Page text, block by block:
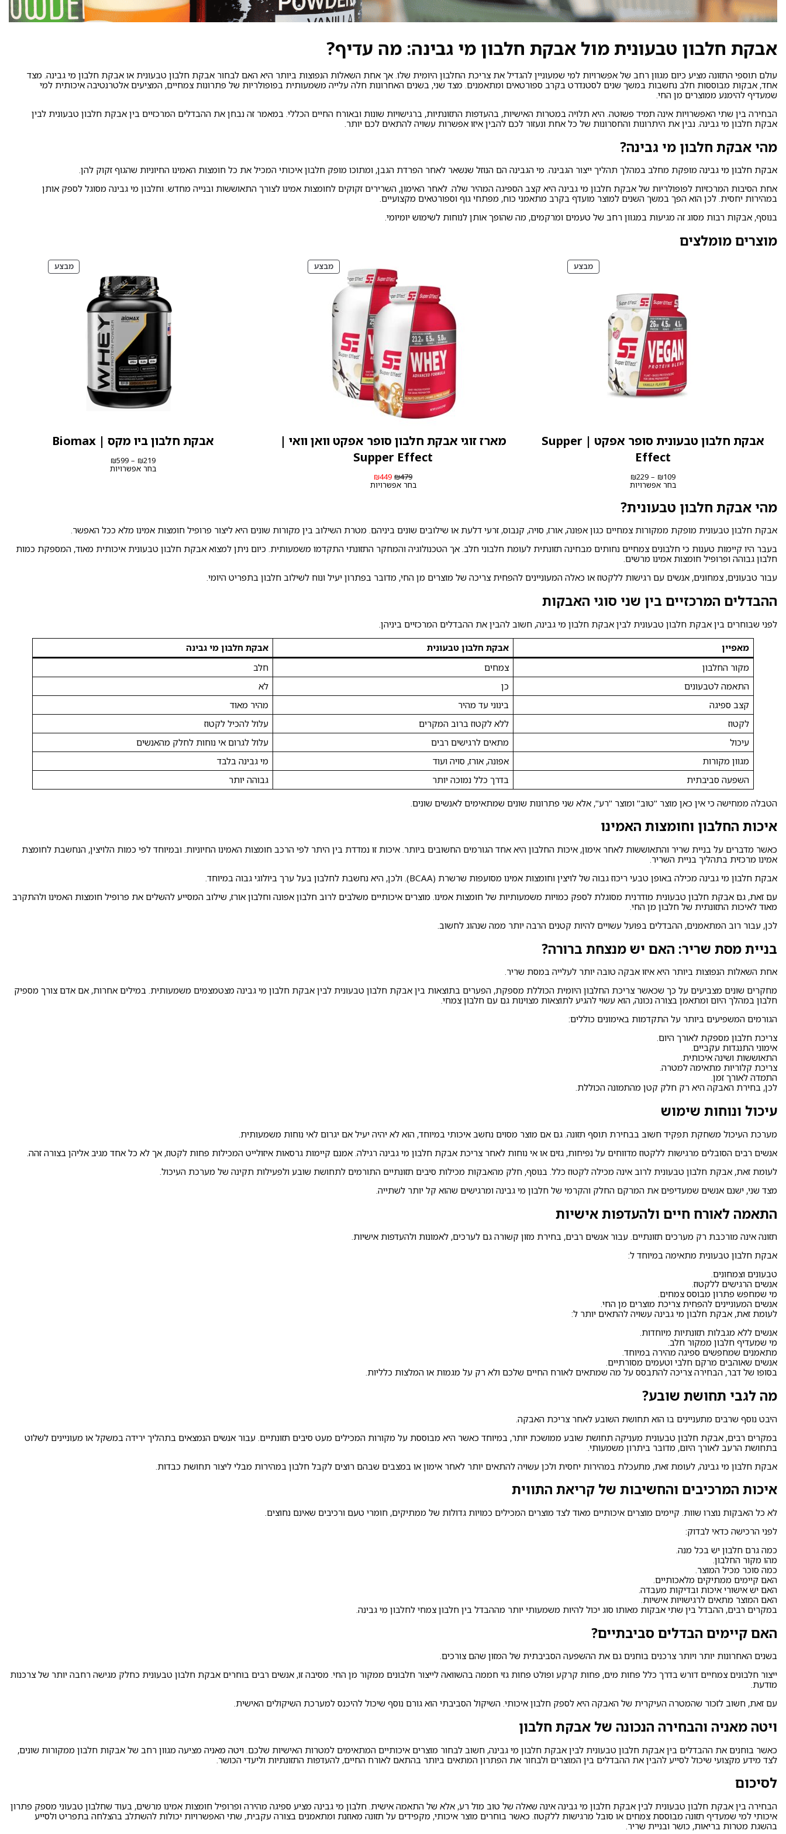
אבקת חלבון טבעונית מול אבקת חלבון מי גבינה: מה עדיף?
עולם תוספי התזונה מציע כיום מגוון רחב של אפשרויות למי שמעוניין להגדיל את צריכת החלבון היומית שלו. אך אחת השאלות הנפוצות ביותר היא האם לבחור אבקת חלבון טבעונית או אבקת חלבון מי גבינה. מצד
אחד, אבקות מבוססות חלב נחשבות במשך שנים לסטנדרט בקרב ספורטאים ומתאמנים. מצד שני, בשנים האחרונות חלה עלייה משמעותית בפופולריות של פתרונות צמחיים, המציעים אלטרנטיבה איכותית למי
שמעדיף להימנע ממוצרים מן החי.
הבחירה בין שתי האפשרויות אינה תמיד פשוטה. היא תלויה במטרות האישיות, בהעדפות התזונתיות, ברגישויות שונות ובאורח החיים הכללי. במאמר זה נבחן את ההבדלים המרכזיים בין אבקת חלבון טבעונית לבין
אבקת חלבון מי גבינה. נבין את היתרונות והחסרונות של כל אחת ונעזור לכם להבין איזו אפשרות עשויה להתאים לכם יותר.
מהי אבקת חלבון מי גבינה?
אבקת חלבון מי גבינה מופקת מחלב במהלך תהליך ייצור הגבינה. מי הגבינה הם הנוזל שנשאר לאחר הפרדת הגבן, ומתוכו מופק חלבון איכותי המכיל את כל חומצות האמינו החיוניות שהגוף זקוק להן.
אחת הסיבות המרכזיות לפופולריות של אבקת חלבון מי גבינה היא קצב הספיגה המהיר שלה. לאחר האימון, השרירים זקוקים לחומצות אמינו לצורך התאוששות ובנייה מחדש. וחלבון מי גבינה מסוגל לספק אותן
במהירות יחסית. לכן הוא הפך במשך השנים למוצר מועדף בקרב מתאמני כוח, מפתחי גוף וספורטאים מקצועיים.
בנוסף, אבקות רבות מסוג זה מגיעות במגוון רחב של טעמים ומרקמים, מה שהופך אותן לנוחות לשימוש יומיומי.
מוצרים מומלצים
מבצעמוצרים
במבצע
אבקת חלבון טבעונית סופר אפקט | Supper
Effect
₪109
–
₪229
מחירים:
עד
⁦₪229⁩
בחר אפשרויות
מבצעמוצרים
במבצע
מארז זוגי אבקת חלבון סופר אפקט וואן וואי |
Supper Effect
₪479 המחיר
המקורי
₪449
הנוכחיבחר אפשרויות
מבצעמוצרים
במבצע
אבקת חלבון ביו מקס | Biomax
₪219
–
₪599 טווח
מחירים:בחר אפשרויות
מהי אבקת חלבון טבעונית?
אבקת חלבון טבעונית מופקת ממקורות צמחיים כגון אפונה, אורז, סויה, קנבוס, זרעי דלעת או שילובים שונים ביניהם. מטרת השילוב בין מקורות שונים היא ליצור פרופיל חומצות אמינו מלא ככל האפשר.
בעבר היו קיימות טענות כי חלבונים צמחיים נחותים מבחינה תזונתית לעומת חלבוני חלב. אך הטכנולוגיה והמחקר התזונתי התקדמו משמעותית. כיום ניתן למצוא אבקת חלבון טבעונית איכותית מאוד, המספקת כמות
חלבון גבוהה ופרופיל חומצות אמינו מרשים.
עבור טבעונים, צמחונים, אנשים עם רגישות ללקטוז או כאלה המעוניינים להפחית צריכה של מוצרים מן החי, מדובר בפתרון יעיל ונוח לשילוב חלבון בתפריט היומי.
ההבדלים המרכזיים בין שני סוגי האבקות
לפני שבוחרים בין אבקת חלבון טבעונית לבין אבקת חלבון מי גבינה, חשוב להבין את ההבדלים המרכזיים ביניהן.
מאפיין
אבקת חלבון טבעונית
אבקת חלבון מי גבינה
מקור החלבון
צמחים
חלב
התאמה לטבעונים
כן
לא
קצב ספיגה
בינוני עד מהיר
מהיר מאוד
לקטוז
ללא לקטוז ברוב המקרים
עלול להכיל לקטוז
עיכול
מתאים לרגישים רבים
עלול לגרום אי נוחות לחלק מהאנשים
מגוון מקורות
אפונה, אורז, סויה ועוד
מי גבינה בלבד
השפעה סביבתית
בדרך כלל נמוכה יותר
גבוהה יותר
הטבלה ממחישה כי אין כאן מוצר "טוב" ומוצר "רע", אלא שני פתרונות שונים שמתאימים לאנשים שונים.
איכות החלבון וחומצות האמינו
כאשר מדברים על בניית שריר והתאוששות לאחר אימון, איכות החלבון היא אחד הגורמים החשובים ביותר. איכות זו נמדדת בין היתר לפי הרכב חומצות האמינו החיוניות. ובמיוחד לפי כמות הלויצין, הנחשבת לחומצת
אמינו מרכזית בתהליך בניית השריר.
אבקת חלבון מי גבינה מכילה באופן טבעי ריכוז גבוה של לויצין וחומצות אמינו מסועפות שרשרת (BCAA). ולכן, היא נחשבת לחלבון בעל ערך ביולוגי גבוה במיוחד.
עם זאת, גם אבקת חלבון טבעונית מודרנית מסוגלת לספק כמויות משמעותיות של חומצות אמינו. מוצרים איכותיים משלבים לרוב חלבון אפונה וחלבון אורז, שילוב המסייע להשלים את פרופיל חומצות האמינו ולהתקרב
מאוד לאיכות התזונתית של חלבון מן החי.
לכן, עבור רוב המתאמנים, ההבדלים בפועל עשויים להיות קטנים הרבה יותר ממה שנהוג לחשוב.
בניית מסת שריר: האם יש מנצחת ברורה?
אחת השאלות הנפוצות ביותר היא איזו אבקה טובה יותר לעלייה במסת שריר.
מחקרים שונים מצביעים על כך שכאשר צריכת החלבון היומית הכוללת מספקת, הפערים בתוצאות בין אבקת חלבון טבעונית לבין אבקת חלבון מי גבינה מצטמצמים משמעותית. במילים אחרות, אם אדם צורך מספיק
חלבון במהלך היום ומתאמן בצורה נכונה, הוא עשוי להגיע לתוצאות מצוינות גם עם חלבון צמחי.
הגורמים המשפיעים ביותר על התקדמות באימונים כוללים:
צריכת חלבון מספקת לאורך היום.
אימוני התנגדות עקביים.
התאוששות ושינה איכותית.
צריכת קלוריות מתאימה למטרה.
התמדה לאורך זמן.
לכן, בחירת האבקה היא רק חלק קטן מהתמונה הכוללת.
עיכול ונוחות שימוש
מערכת העיכול משחקת תפקיד חשוב בבחירת תוסף תזונה. גם אם מוצר מסוים נחשב איכותי במיוחד, הוא לא יהיה יעיל אם יגרום לאי נוחות משמעותית.
אנשים רבים הסובלים מרגישות ללקטוז מדווחים על נפיחות, גזים או אי נוחות לאחר צריכת אבקת חלבון מי גבינה רגילה. אמנם קיימות גרסאות איזולייט המכילות פחות לקטוז, אך לא כל אחד מגיב אליהן בצורה זהה.
לעומת זאת, אבקת חלבון טבעונית לרוב אינה מכילה לקטוז כלל. בנוסף, חלק מהאבקות מכילות סיבים תזונתיים התורמים לתחושת שובע ולפעילות תקינה של מערכת העיכול.
מצד שני, ישנם אנשים שמעדיפים את המרקם החלק והקרמי של חלבון מי גבינה ומרגישים שהוא קל יותר לשתייה.
התאמה לאורח חיים ולהעדפות אישיות
תזונה אינה מורכבת רק מערכים תזונתיים. עבור אנשים רבים, בחירת מזון קשורה גם לערכים, לאמונות ולהעדפות אישיות.
אבקת חלבון טבעונית מתאימה במיוחד ל:
טבעונים וצמחונים.
אנשים הרגישים ללקטוז.
מי שמחפש פתרון מבוסס צמחים.
אנשים המעוניינים להפחית צריכת מוצרים מן החי.
לעומת זאת, אבקת חלבון מי גבינה עשויה להתאים יותר ל:
אנשים ללא מגבלות תזונתיות מיוחדות.
מי שמעדיף חלבון ממקור חלב.
מתאמנים שמחפשים ספיגה מהירה במיוחד.
אנשים שאוהבים מרקם חלבי וטעמים מסורתיים.
בסופו של דבר, הבחירה צריכה להתבסס על מה שמתאים לאורח החיים שלכם ולא רק על מגמות או המלצות כלליות.
מה לגבי תחושת שובע?
היבט נוסף שרבים מתעניינים בו הוא תחושת השובע לאחר צריכת האבקה.
במקרים רבים, אבקת חלבון טבעונית מעניקה תחושת שובע ממושכת יותר, במיוחד כאשר היא מבוססת על מקורות המכילים מעט סיבים תזונתיים. עבור אנשים הנמצאים בתהליך ירידה במשקל או מעוניינים לשלוט
בתחושת הרעב לאורך היום, מדובר ביתרון משמעותי.
אבקת חלבון מי גבינה, לעומת זאת, מתעכלת במהירות יחסית ולכן עשויה להתאים יותר לאחר אימון או במצבים שבהם רוצים לקבל חלבון במהירות מבלי ליצור תחושת כבדות.
איכות המרכיבים והחשיבות של קריאת התווית
לא כל האבקות נוצרו שוות. קיימים מוצרים איכותיים מאוד לצד מוצרים המכילים כמויות גדולות של ממתיקים, חומרי טעם ורכיבים שאינם נחוצים.
לפני הרכישה כדאי לבדוק:
כמה גרם חלבון יש בכל מנה.
מהו מקור החלבון.
כמה סוכר מכיל המוצר.
האם קיימים ממתיקים מלאכותיים.
האם יש אישורי איכות ובדיקות מעבדה.
האם המוצר מתאים לרגישויות אישיות.
במקרים רבים, ההבדל בין שתי אבקות מאותו סוג יכול להיות משמעותי יותר מההבדל בין חלבון צמחי לחלבון מי גבינה.
האם קיימים הבדלים סביבתיים?
בשנים האחרונות יותר ויותר צרכנים בוחנים גם את ההשפעה הסביבתית של המזון שהם צורכים.
ייצור חלבונים צמחיים דורש בדרך כלל פחות מים, פחות קרקע ופולט פחות גזי חממה בהשוואה לייצור חלבונים ממקור מן החי. מסיבה זו, אנשים רבים בוחרים אבקת חלבון טבעונית כחלק מגישה רחבה יותר של צרכנות
מודעת.
עם זאת, חשוב לזכור שהמטרה העיקרית של האבקה היא לספק חלבון איכותי. השיקול הסביבתי הוא גורם נוסף שיכול להיכנס למערכת השיקולים האישית.
ויטה מאניה והבחירה הנכונה של אבקת חלבון
כאשר בוחנים את ההבדלים בין אבקת חלבון טבעונית לבין אבקת חלבון מי גבינה, חשוב לבחור מוצרים איכותיים המתאימים למטרות האישיות שלכם. ויטה מאניה מציעה מגוון רחב של אבקות חלבון ממקורות שונים,
לצד מידע מקצועי שיכול לסייע להבין את ההבדלים בין המוצרים ולבחור את הפתרון המתאים ביותר בהתאם לאורח החיים, להעדפות התזונתיות וליעדי הכושר.
לסיכום
הבחירה בין אבקת חלבון טבעונית לבין אבקת חלבון מי גבינה אינה שאלה של טוב מול רע, אלא של התאמה אישית. חלבון מי גבינה מציע ספיגה מהירה ופרופיל חומצות אמינו מרשים, בעוד שחלבון טבעוני מספק פתרון
איכותי למי שמעדיף תזונה מבוססת צמחים או סובל מרגישות ללקטוז. כאשר בוחרים מוצר איכותי, מקפידים על תזונה מאוזנת ומתאמנים בצורה עקבית, שתי האפשרויות יכולות להשתלב בהצלחה בתפריט ולסייע
בהשגת מטרות בריאות, כושר ובניית שריר.